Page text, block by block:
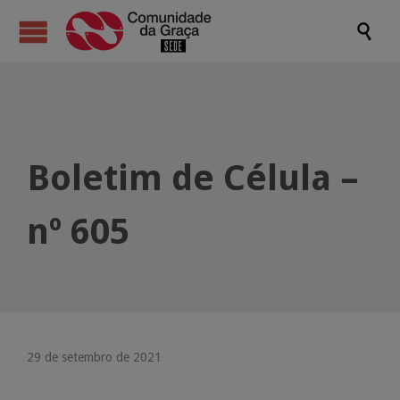

Boletim de Célula –
nº 605
29 de setembro de 2021